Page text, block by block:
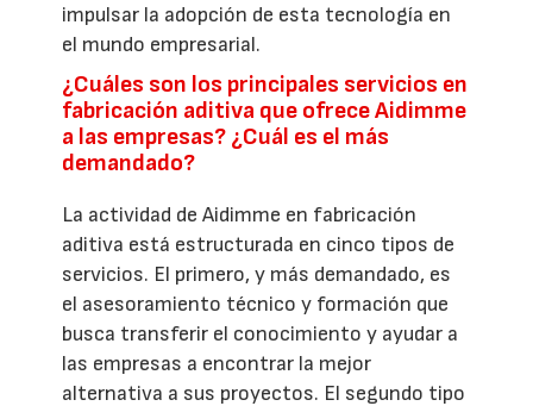
impulsar la adopción de esta tecnología en
el mundo empresarial.
¿Cuáles son los principales servicios en
fabricación aditiva que ofrece Aidimme
a las empresas? ¿Cuál es el más
demandado?
La actividad de Aidimme en fabricación
aditiva está estructurada en cinco tipos de
servicios. El primero, y más demandado, es
el asesoramiento técnico y formación que
busca transferir el conocimiento y ayudar a
las empresas a encontrar la mejor
alternativa a sus proyectos. El segundo tipo